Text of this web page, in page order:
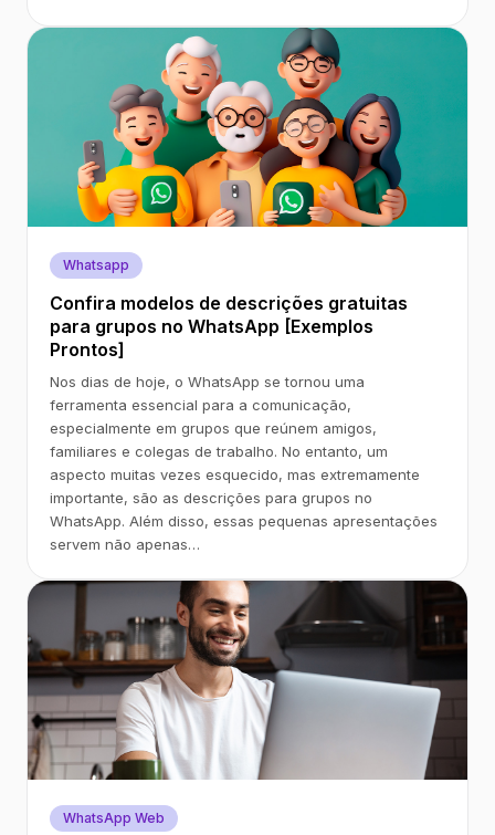
Whatsapp
Confira modelos de descrições gratuitas
para grupos no WhatsApp [Exemplos
Prontos]
Nos dias de hoje, o WhatsApp se tornou uma
ferramenta essencial para a comunicação,
especialmente em grupos que reúnem amigos,
familiares e colegas de trabalho. No entanto, um
aspecto muitas vezes esquecido, mas extremamente
importante, são as descrições para grupos no
WhatsApp. Além disso, essas pequenas apresentações
servem não apenas…
WhatsApp Web